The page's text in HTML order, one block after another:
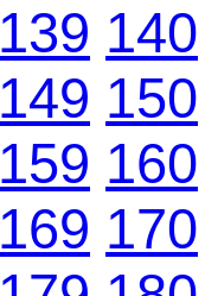
139 140
149 150
159 160
169 170